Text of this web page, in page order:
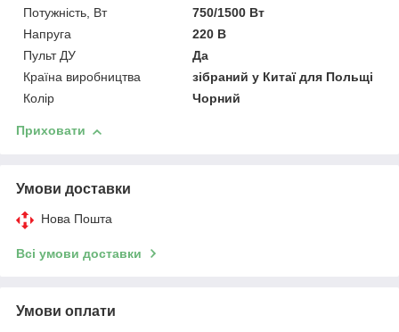
Потужність, Вт
750/1500 Вт
Напруга
220 В
Пульт ДУ
Да
Країна виробництва
зібраний у Китаї для Польщі
Колір
Чорний
Приховати
Умови доставки
Нова Пошта
Всі умови доставки
Умови оплати